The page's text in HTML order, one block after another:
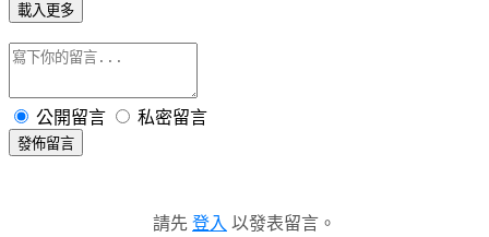
載入更多
公開留言 私密留言
發佈留言
請先 登入 以發表留言。